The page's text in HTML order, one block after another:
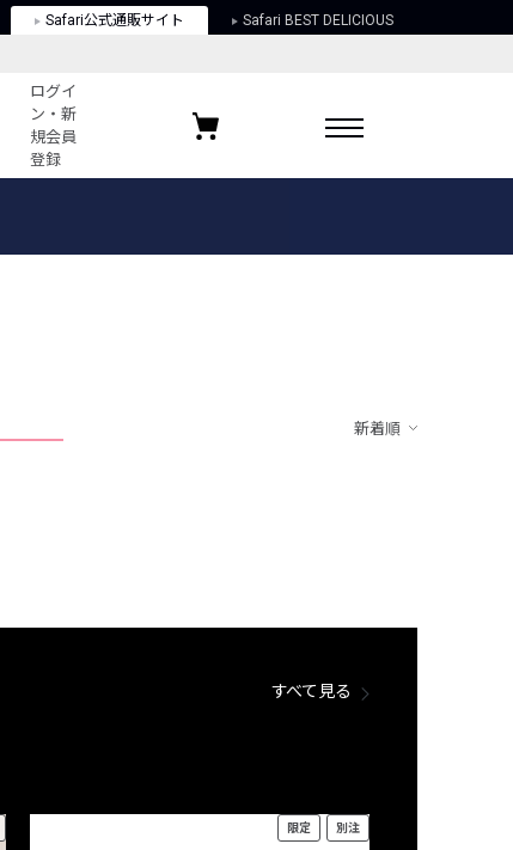
Safari公式通販サイト Safari BEST DELICIOUS
ログイ
ン・新
規会員
登録
ー
お気に入りブランド
新着順
すべて見る
限定 別注